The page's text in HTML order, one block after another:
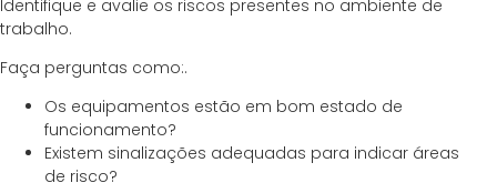
Identifique e avalie os riscos presentes no ambiente de
trabalho.
Faça perguntas como:.
Os equipamentos estão em bom estado de
funcionamento?
Existem sinalizações adequadas para indicar áreas
de risco?